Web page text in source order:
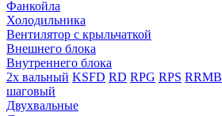
Фанкойла
Холодильника
Вентилятор с крыльчаткой
Внешнего блока
Внутреннего блока
2х вальный KSFD RD RPG RPS RRMB
шаговый
Двухвальные